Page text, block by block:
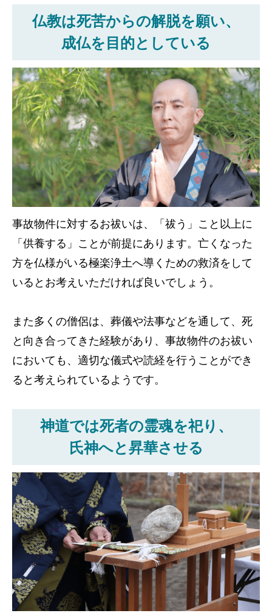
仏教は死苦からの解脱を願い、
成仏を目的としている
事故物件に対するお祓いは、「祓う」こと以上に
「供養する」ことが前提にあります。亡くなった
方を仏様がいる極楽浄土へ導くための救済をして
いるとお考えいただければ良いでしょう。
また多くの僧侶は、葬儀や法事などを通して、死
と向き合ってきた経験があり、事故物件のお祓い
においても、適切な儀式や読経を行うことができ
ると考えられているようです。
神道では死者の霊魂を祀り、
氏神へと昇華させる